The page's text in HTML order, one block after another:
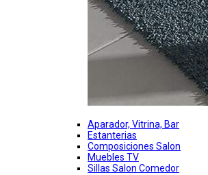
Aparador, Vitrina, Bar
Estanterias
Composiciones Salon
Muebles TV
Sillas Salon Comedor